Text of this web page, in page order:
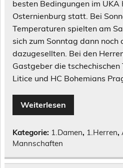
besten Bedingungen im UKA
Osternienburg statt. Bei
Temperaturen spielten am
sich zum Sonntag dann noch
dazugesellten. Bei den
Gastgeber die tschechischen
Litice und HC Bohemians
Weiterlesen
Kategorie: 1.Damen, 1.Herren,
Mannschaften